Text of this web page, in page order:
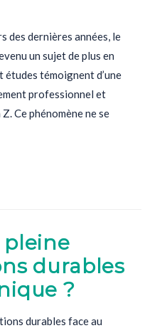
des dernières années, le
un sujet de plus en
témoignent d’une
professionnel et
Ce phénomène ne se
durables
?
durables face au